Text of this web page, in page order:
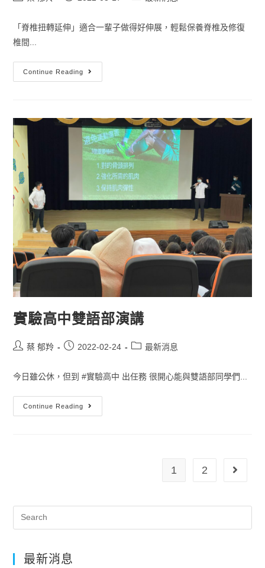
「脊椎扭轉延伸」適合一輩子做得好伸展，輕鬆保養脊椎及修復
椎間...
Continue Reading
實驗高中雙語部演講
蔡 郁羚 2022-02-24 最新消息
今日雖公休，但到 #實驗高中 出任務 很開心能與雙語部同學們...
Continue Reading
1 2
最新消息